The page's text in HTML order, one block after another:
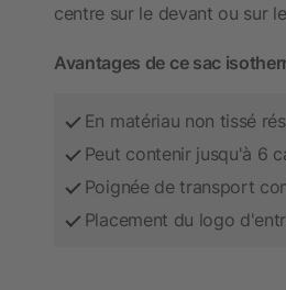
centre sur le devant ou sur
Avantages de ce sac
En matériau non tissé
Peut contenir jusqu'à 6
Poignée de transport
Placement du logo